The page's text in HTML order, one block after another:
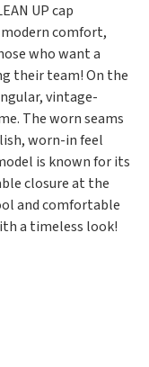
UP cap
comfort,
who want a
their team! On the
vintage-
The worn seams
worn-in feel
is known for its
closure at the
and comfortable
a timeless look!